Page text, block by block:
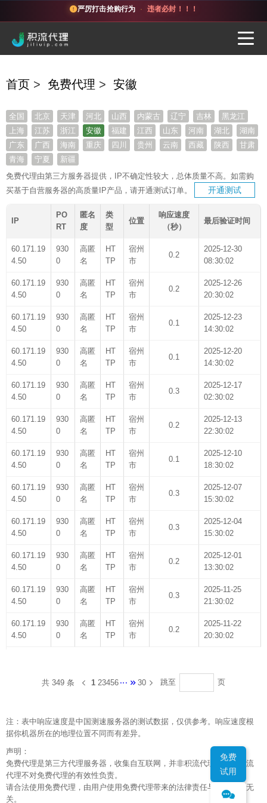
严厉打击抢购行为 · 违者必封！！！
首页 > 免费代理 > 安徽
全国 北京 天津 河北 山西 内蒙古 辽宁 吉林
黑龙江
上海
江苏 浙江 安徽 福建 江西 山东 河南 湖北
湖南
广东
广西 海南 重庆 四川 贵州 云南 西藏 陕西
甘肃
青海
宁夏
新疆
免费代理由第三方服务器提供，IP不确定性较大，总体质量不高。如需购
买基于自营服务器的高质量IP产品，请开通测试订单。
开通测试
IP
PO
RT
匿名
度
类
型
位置
响应速度
（秒）
最后验证时间
60.171.19
4.50
930
0
高匿
名
HT
TP
宿州
市
0.2
2025-12-30
08:30:02
60.171.19
4.50
930
0
高匿
名
HT
TP
宿州
市
0.2
2025-12-26
20:30:02
60.171.19
4.50
930
0
高匿
名
HT
TP
宿州
市
0.1
2025-12-23
14:30:02
60.171.19
4.50
930
0
高匿
名
HT
TP
宿州
市
0.1
2025-12-20
14:30:02
60.171.19
4.50
930
0
高匿
名
HT
TP
宿州
市
0.3
2025-12-17
02:30:02
60.171.19
4.50
930
0
高匿
名
HT
TP
宿州
市
0.2
2025-12-13
22:30:02
60.171.19
4.50
930
0
高匿
名
HT
TP
宿州
市
0.1
2025-12-10
18:30:02
60.171.19
4.50
930
0
高匿
名
HT
TP
宿州
市
0.3
2025-12-07
15:30:02
60.171.19
4.50
930
0
高匿
名
HT
TP
宿州
市
0.3
2025-12-04
15:30:02
60.171.19
4.50
930
0
高匿
名
HT
TP
宿州
市
0.2
2025-12-01
13:30:02
60.171.19
4.50
930
0
高匿
名
HT
TP
宿州
市
0.3
2025-11-25
21:30:02
60.171.19
4.50
930
0
高匿
名
HT
TP
宿州
市
0.2
2025-11-22
20:30:02
共 349 条 1 23456 30 跳至 页
注：表中响应速度是中国测速服务器的测试数据，仅供参考。响应速度根
据你机器所在的地理位置不同而有差异。
声明：
免费代理是第三方代理服务器，收集自互联网，并非积流代理所有，积流
代理不对免费代理的有效性负责。
请合法使用免费代理，由用户使用免费代理带来的法律责任与积流代理无
关。
免费
试用